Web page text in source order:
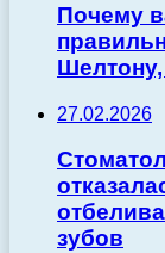
Почему
27.02.2026
зубов